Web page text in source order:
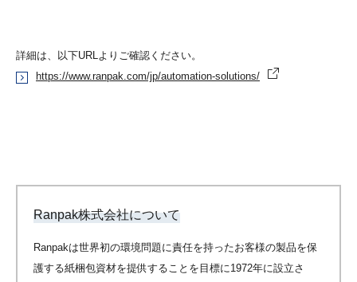
詳細は、以下URLよりご確認ください。
https://www.ranpak.com/jp/automation-solutions/
Ranpak株式会社について
Ranpakは世界初の環境問題に責任を持ったお客様の製品を保
護する紙梱包資材を提供することを⽬標に1972年に設⽴さ